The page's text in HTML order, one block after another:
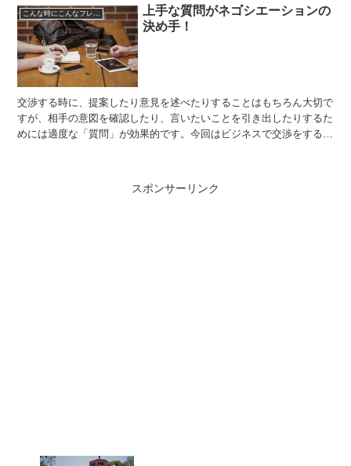
こんな時にこんなフレーズ
上手な質問がネゴシエーションの
決め手！
交渉する時に、提案したり意見を述べたりすることはもちろん大切で
すが、相手の意図を確認したり、言いたいことを引き出したりするた
めには適度な「質問」が効果的です。今回はビジネスで交渉をする時
スポンサーリンク